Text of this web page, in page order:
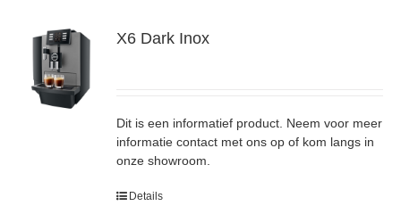
X6 Dark Inox
Dit is een informatief product. Neem voor meer
informatie contact met ons op of kom langs in
onze showroom.
Details